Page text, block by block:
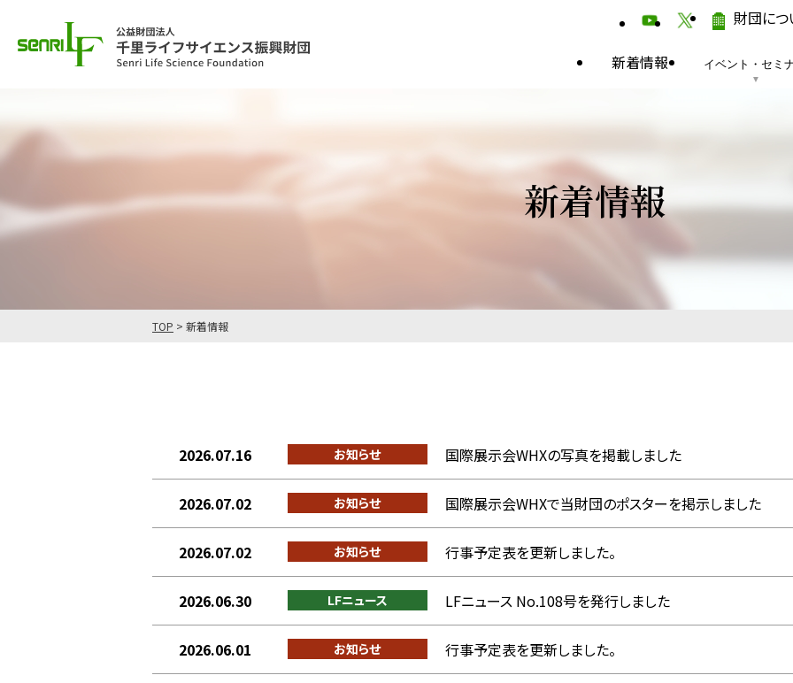
財団につ
新着情報 イベント・セミ
新着情報
TOP > 新着情報
2026.07.16 お知らせ 国際展示会WHXの写真を掲載しました
2026.07.02 お知らせ 国際展示会WHXで当財団のポスターを掲示しました
2026.07.02 お知らせ 行事予定表を更新しました。
2026.06.30 LFニュース LFニュース No.108号を発行しました
2026.06.01 お知らせ 行事予定表を更新しました。